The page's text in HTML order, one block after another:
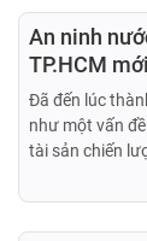
An ninh
TP.HCM mới
Đã đến lúc
như một vấn
tài sản chiến